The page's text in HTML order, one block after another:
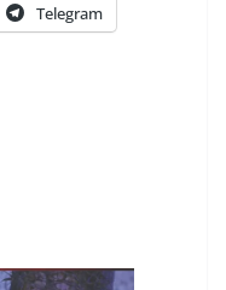
Telegram